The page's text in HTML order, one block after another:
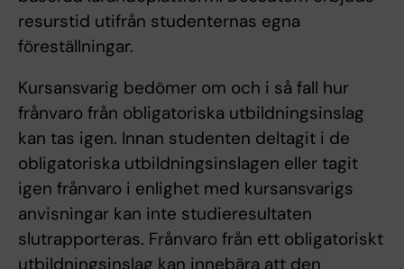
resurstid utifrån studenternas egna
föreställningar.
Kursansvarig bedömer om och i så fall hur
frånvaro från obligatoriska utbildningsinslag
kan tas igen. Innan studenten deltagit i de
obligatoriska utbildningsinslagen eller tagit
igen frånvaro i enlighet med kursansvarigs
anvisningar kan inte studieresultaten
slutrapporteras. Frånvaro från ett obligatoriskt
utbildningsinslag kan innebära att den